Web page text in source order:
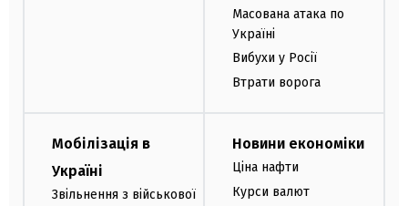
Масована атака по
Україні
Вибухи у Росії
Втрати ворога
Мобілізація в
Україні
Звільнення з військової
Новини економіки
Ціна нафти
Курси валют